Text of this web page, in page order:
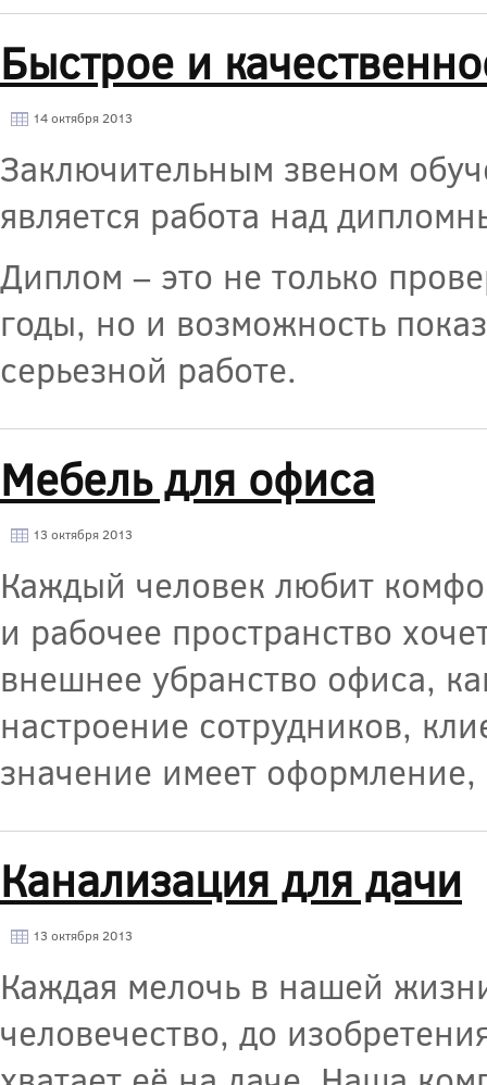
Быстрое и
14 октября 2013
Заключительным звеном
является работа над
Диплом – это не только
годы, но и возможность
серьезной работе.
Мебель для офиса
13 октября 2013
Каждый человек любит
и рабочее пространство
внешнее убранство офиса,
настроение сотрудников,
значение имеет
Канализация для дачи
13 октября 2013
Каждая мелочь в нашей
человечество, до